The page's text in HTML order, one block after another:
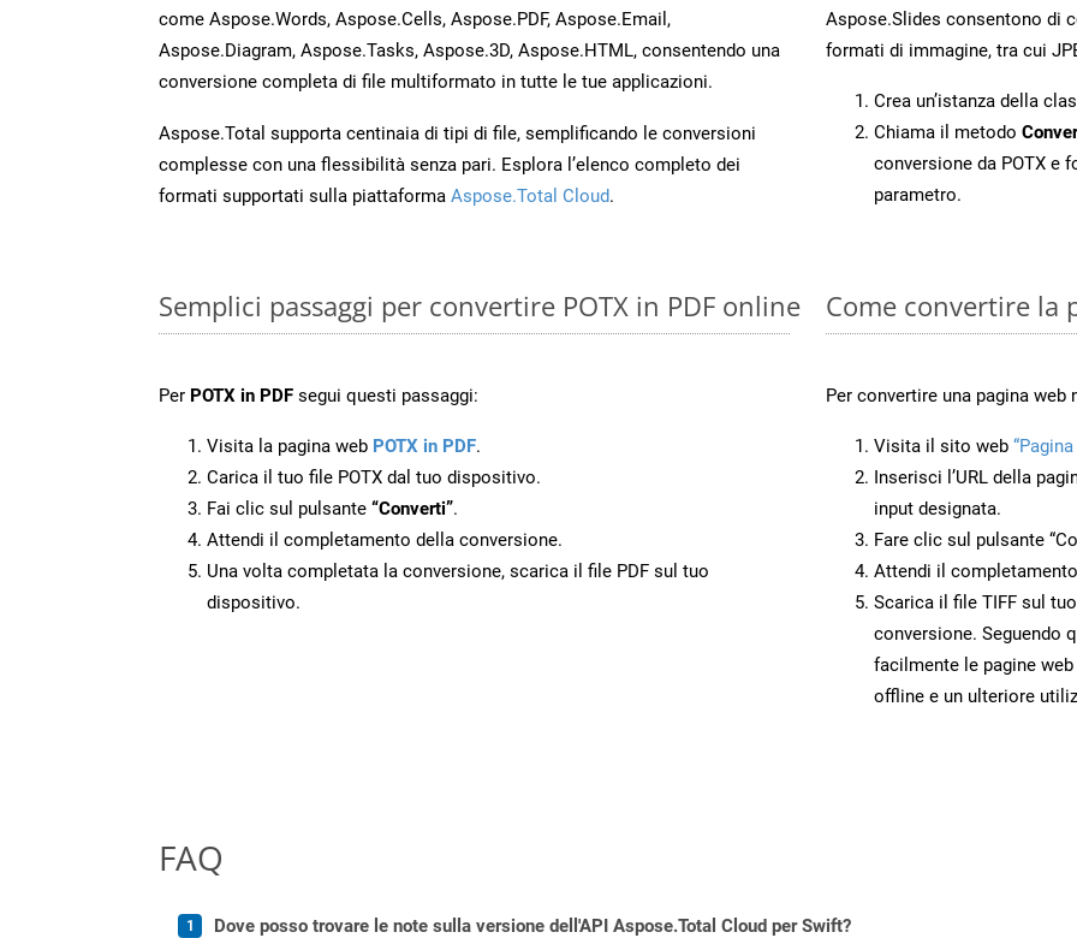
come Aspose.Words, Aspose.Cells, Aspose.PDF, Aspose.Email,
Aspose.Diagram, Aspose.Tasks, Aspose.3D, Aspose.HTML, consentendo una
conversione completa di file multiformato in tutte le tue applicazioni.
Aspose.Total supporta centinaia di tipi di file, semplificando le conversioni
complesse con una flessibilità senza pari. Esplora l’elenco completo dei
formati supportati sulla piattaforma Aspose.Total Cloud.
Aspose.Slides consentono di
formati di immagine, tra cui
Crea un’istanza della
Chiama il metodo
conversione da POTX e
parametro.
Semplici passaggi per convertire POTX in PDF online
Per POTX in PDF segui questi passaggi:
Visita la pagina web POTX in PDF.
Carica il tuo file POTX dal tuo dispositivo.
Fai clic sul pulsante “Converti”.
Attendi il completamento della conversione.
Una volta completata la conversione, scarica il file PDF sul tuo
dispositivo.
Come convertire la
Per convertire una pagina web
Visita il sito web
Inserisci l’URL della
input designata.
Fare clic sul pulsante
Attendi il
Scarica il file TIFF sul
conversione. Seguendo
facilmente le pagine
offline e un ulteriore
FAQ
Dove posso trovare le note sulla versione dell'API Aspose.Total Cloud per Swift?